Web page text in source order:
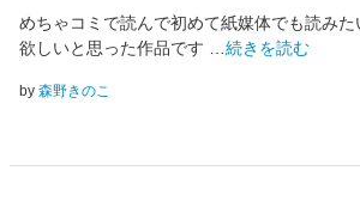
めちゃコミで読んで初めて紙媒体でも読み
欲しいと思った作品です …続きを読む
by 森野きのこ